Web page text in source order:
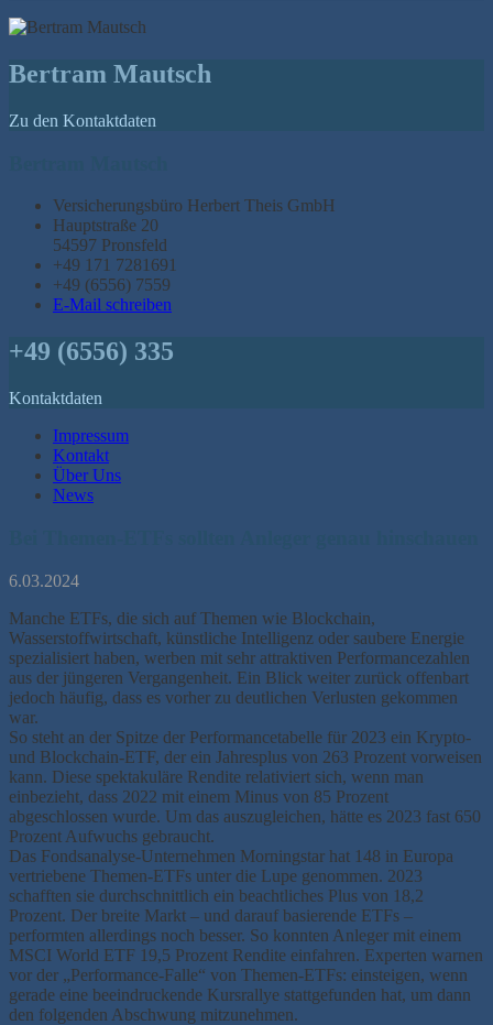
Bertram Mautsch
Zu den Kontaktdaten
Versicherungsbüro Herbert Theis GmbH
Hauptstraße 20
54597 Pronsfeld
+49 171 7281691
+49 (6556) 7559
E-Mail schreiben
+49 (6556) 335
Kontaktdaten
Impressum
Kontakt
Über Uns
News
6.03.2024
Manche ETFs, die sich auf Themen wie Blockchain,
Wasserstoffwirtschaft, künstliche Intelligenz oder saubere Energie
spezialisiert haben, werben mit sehr attraktiven Performancezahlen
aus der jüngeren Vergangenheit. Ein Blick weiter zurück offenbart
jedoch häufig, dass es vorher zu deutlichen Verlusten gekommen
war.
So steht an der Spitze der Performancetabelle für 2023 ein Krypto-
und Blockchain-ETF, der ein Jahresplus von 263 Prozent vorweisen
kann. Diese spektakuläre Rendite relativiert sich, wenn man
einbezieht, dass 2022 mit einem Minus von 85 Prozent
abgeschlossen wurde. Um das auszugleichen, hätte es 2023 fast 650
Prozent Aufwuchs gebraucht.
Das Fondsanalyse-Unternehmen Morningstar hat 148 in Europa
vertriebene Themen-ETFs unter die Lupe genommen. 2023
schafften sie durchschnittlich ein beachtliches Plus von 18,2
Prozent. Der breite Markt – und darauf basierende ETFs –
performten allerdings noch besser. So konnten Anleger mit einem
MSCI World ETF 19,5 Prozent Rendite einfahren. Experten warnen
vor der „Performance-Falle“ von Themen-ETFs: einsteigen, wenn
gerade eine beeindruckende Kursrallye stattgefunden hat, um dann
den folgenden Abschwung mitzunehmen.